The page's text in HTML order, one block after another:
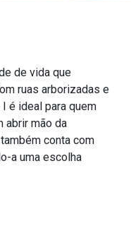
de vida que
ruas arborizadas e
é ideal para quem
abrir mão da
conta com
a uma escolha